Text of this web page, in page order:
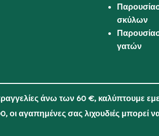
σκύλων
γατών
άνω των 60 €, καλύπτουμε
οι αγαπημένες σας λιχουδιές μπορεί